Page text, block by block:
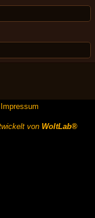
Impressum
von WoltLab®